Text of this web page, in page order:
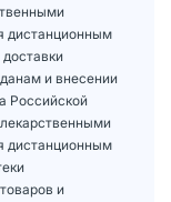
дистанционным
и внесении
Российской
дистанционным
и